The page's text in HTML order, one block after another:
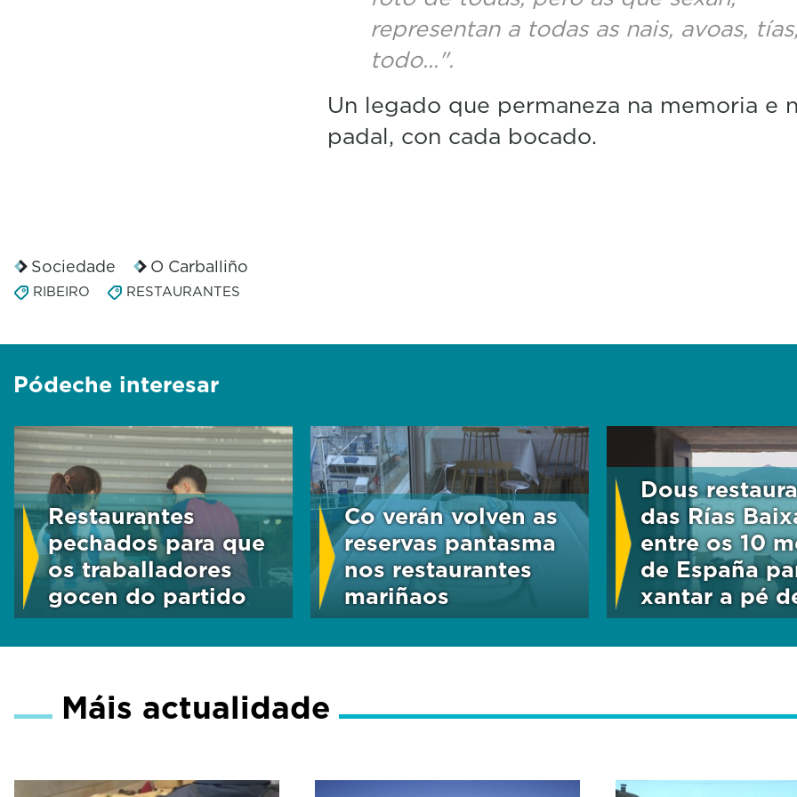
representan a todas as nais, avoas,
todo...".
Un legado que permaneza na memoria e
padal, con cada bocado.
Sociedade O Carballiño
RIBEIRO RESTAURANTES
Pódeche interesar
Restaurantes
pechados para que
os traballadores
gocen do partido
Co verán volven as
reservas pantasma
nos restaurantes
mariñaos
Dous
das Rías
entre os 10
de España
xantar a pé
Máis actualidade